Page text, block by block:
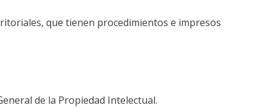
que tienen procedimientos e impresos
de la Propiedad Intelectual.